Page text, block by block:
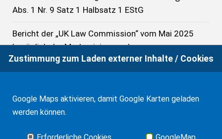
Abs. 1 Nr. 9 Satz 1 Halbsatz 1 EStG
Bericht der „UK Law Commission“ vom Mai 2025
bezüglich der Modernisierung des
Testamentsrechts
Voraussetzung der rechtlichen Verselbstständigung
Steuerpflicht
Zustimmung zum Laden externer Inhalte / Cookies
Google Maps aktivieren, damit Google Karten geladen
werden können.